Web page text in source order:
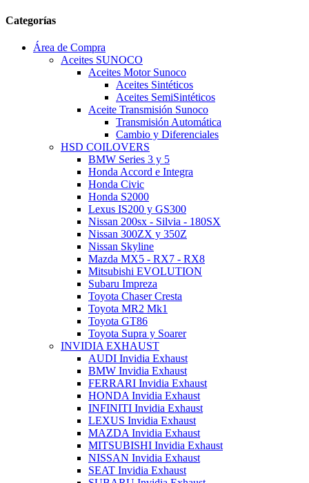
Categorías
Área de Compra
Aceites SUNOCO
Aceites Motor Sunoco
Aceites Sintéticos
Aceites SemiSintéticos
Aceite Transmisión Sunoco
Transmisión Automática
Cambio y Diferenciales
HSD COILOVERS
BMW Series 3 y 5
Honda Accord e Integra
Honda Civic
Honda S2000
Lexus IS200 y GS300
Nissan 200sx - Silvia - 180SX
Nissan 300ZX y 350Z
Nissan Skyline
Mazda MX5 - RX7 - RX8
Mitsubishi EVOLUTION
Subaru Impreza
Toyota Chaser Cresta
Toyota MR2 Mk1
Toyota GT86
Toyota Supra y Soarer
INVIDIA EXHAUST
AUDI Invidia Exhaust
BMW Invidia Exhaust
FERRARI Invidia Exhaust
HONDA Invidia Exhaust
INFINITI Invidia Exhaust
LEXUS Invidia Exhaust
MAZDA Invidia Exhaust
MITSUBISHI Invidia Exhaust
NISSAN Invidia Exhaust
SEAT Invidia Exhaust